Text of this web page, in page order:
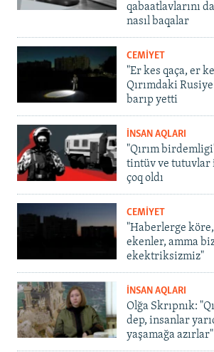
qabaatlavlarını
nasıl baqalar
CEMİYET
"Er kes qaça, er
Qırımdaki
barıp yetti
İNSAN AQLARI
"Qırım
tintüv ve tutuvlar
çoq oldı
CEMİYET
"Haberlerge
ekenler, amma
ekektriksizmiz"
İNSAN AQLARI
Olğa Skrıpnık:
dep, insanlar
yaşamağa azırlar"